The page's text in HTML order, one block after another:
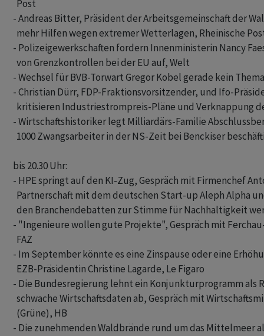
  Post
- Andreas Bitter, Präsident der Arbeitsgemeinschaft der
mehr Hilfen wegen extremer Wetterlagen, Rheinische
- Polizeigewerkschaften fordern Innenministerin Nancy
  von Grenzkontrollen bei der EU auf, Welt
- Wechsel für BVB-Torwart Gregor Kobel gerade kein
- Christian Dürr, FDP-Fraktionsvorsitzender, und Ifo-
kritisieren Industriestrompreis-Pläne und Verknappung
- Wirtschaftshistoriker legt Milliardärs-Familie
1000 Zwangsarbeiter in der NS-Zeit bei Benckiser
bis 20.30 Uhr:
- HPE springt auf den KI-Zug, Gespräch mit Firmenchef
Partnerschaft mit dem deutschen Start-up Aleph Alpha
den Branchendebatten zur Stimme für Nachhaltigkeit
- "Ingenieure wollen gute Projekte", Gespräch mit
  FAZ
- Im September könnte es eine Zinspause oder eine
  EZB-Präsidentin Christine Lagarde, Le Figaro
- Die Bundesregierung lehnt ein Konjunkturprogramm als
schwache Wirtschaftsdaten ab, Gespräch mit
  (Grüne), HB
- Die zunehmenden Waldbrände rund um das Mittelmeer